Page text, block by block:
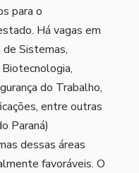
para o
Há vagas em
Sistemas,
Biotecnologia,
do Trabalho,
entre outras
Paraná)
dessas áreas
favoráveis. O